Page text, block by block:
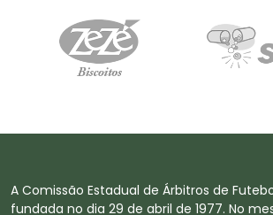
A Comissão Estadual de Árbitros de
fundada no dia 29 de abril de 1977. No